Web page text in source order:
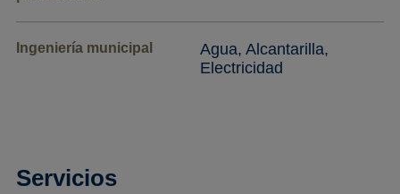
Ingeniería municipal
Agua, Alcantarilla,
Electricidad
Servicios